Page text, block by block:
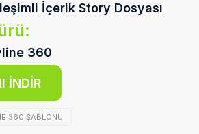
İçerik Story Dosyası
360
İNDIR
360 ŞABLONU